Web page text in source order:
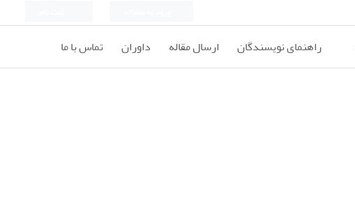
راهنمای نویسندگان ارسال مقاله داوران تماس با ما